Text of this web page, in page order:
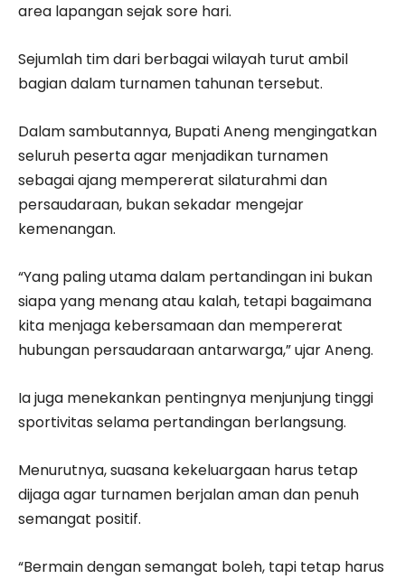
area lapangan sejak sore hari.
Sejumlah tim dari berbagai wilayah turut ambil
bagian dalam turnamen tahunan tersebut.
Dalam sambutannya, Bupati Aneng mengingatkan
seluruh peserta agar menjadikan turnamen
sebagai ajang mempererat silaturahmi dan
persaudaraan, bukan sekadar mengejar
kemenangan.
“Yang paling utama dalam pertandingan ini bukan
siapa yang menang atau kalah, tetapi bagaimana
kita menjaga kebersamaan dan mempererat
hubungan persaudaraan antarwarga,” ujar Aneng.
Ia juga menekankan pentingnya menjunjung tinggi
sportivitas selama pertandingan berlangsung.
Menurutnya, suasana kekeluargaan harus tetap
dijaga agar turnamen berjalan aman dan penuh
semangat positif.
“Bermain dengan semangat boleh, tapi tetap harus